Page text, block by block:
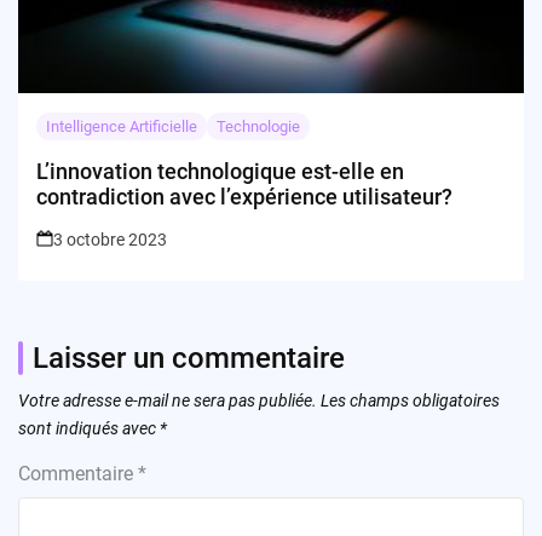
Intelligence Artificielle Technologie
L’innovation technologique est-elle en
contradiction avec l’expérience utilisateur?
3 octobre 2023
Laisser un commentaire
Votre adresse e-mail ne sera pas publiée. Les champs obligatoires
sont indiqués avec *
Commentaire *